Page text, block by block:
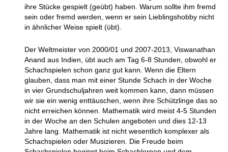
ihre Stücke gespielt (geübt) haben. Warum sollte ihm fremd
sein oder fremd werden, wenn er sein Lieblingshobby nicht
in ähnlicher Weise spielt (übt).
Der Weltmeister von 2000/01 und 2007-2013, Viswanathan
Anand aus Indien, übt auch am Tag 6-8 Stunden, obwohl er
Schachspielen schon ganz gut kann. Wenn die Eltern
glauben, dass man mit einer Stunde Schach in der Woche
in vier Grundschuljahren weit kommen kann, dann müssen
wir sie ein wenig enttäuschen, wenn ihre Schützlinge das so
nicht erreichen können. Mathematik wird meist 4-5 Stunden
in der Woche an den Schulen angeboten und dies 12-13
Jahre lang. Mathematik ist nicht wesentlich komplexer als
Schachspielen oder Musizieren. Die Freude beim